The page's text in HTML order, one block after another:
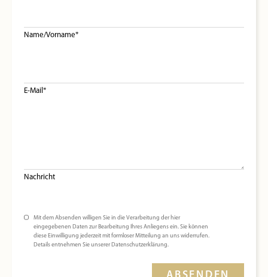
Name/Vorname*
E-Mail*
Nachricht
Mit dem Absenden willigen Sie in die Verarbeitung der hier
eingegebenen Daten zur Bearbeitung Ihres Anliegens ein. Sie können
diese Einwilligung jederzeit mit formloser Mitteilung an uns widerrufen.
Details entnehmen Sie unserer Datenschutzerklärung.